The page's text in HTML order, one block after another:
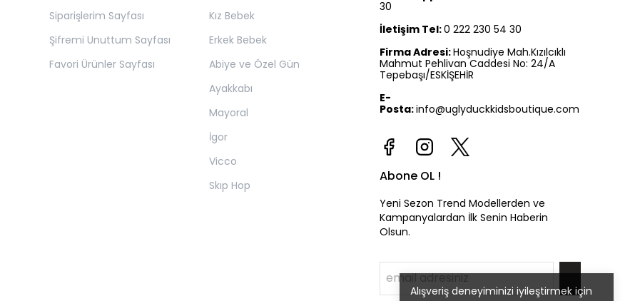
Alışveriş deneyiminizi iyileştirmek için
Siparişlerim Sayfası
Şifremi Unuttum Sayfası
Favori Ürünler Sayfası
Kız Bebek
Erkek Bebek
Abiye ve Özel Gün
Ayakkabı
Mayoral
İgor
Vicco
Skıp Hop
30
İletişim Tel:0 222 230 54 30
Firma Adresi:Hoşnudiye Mah.Kızılcıklı
Mahmut Pehlivan Caddesi No: 24/A
Tepebaşı/ESKİŞEHİR
E-
Posta:info@uglyduckkidsboutique.com
Abone OL !
Yeni Sezon Trend Modellerden ve
Kampanyalardan İlk Senin Haberin
Olsun.